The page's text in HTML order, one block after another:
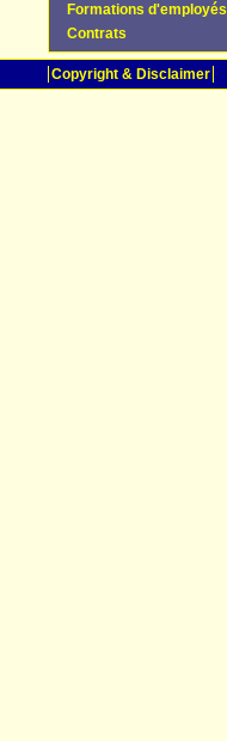
Formations d'employés
Contrats
Copyright & Disclaimer